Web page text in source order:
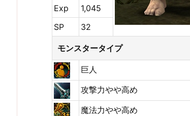
Exp
1,045
SP
32
モンスタータイプ
巨人
攻撃力やや高め
魔法力やや高め